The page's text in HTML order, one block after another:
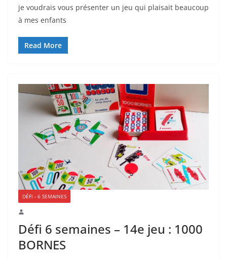
je voudrais vous présenter un jeu qui plaisait beaucoup
à mes enfants
Read More
DÉFI - 6 SEMAINES
Défi 6 semaines – 14e jeu : 1000
BORNES